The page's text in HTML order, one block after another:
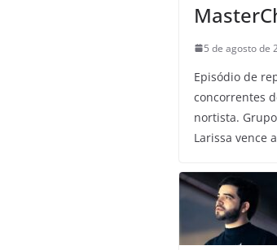
5 de agosto de
Episódio de
concorrentes
nortista.
Larissa vence